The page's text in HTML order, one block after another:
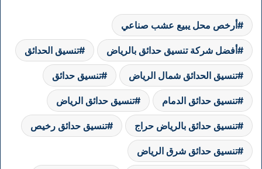
أرخص محل يبيع عشب صناعي
أفضل شركة تنسيق حدائق بالرياض تنسيق الحدائق
تنسيق الحدائق شمال الرياض تنسيق حدائق
تنسيق حدائق الدمام تنسيق حدائق الرياض
تنسيق حدائق بالرياض حراج تنسيق حدائق رخيص
تنسيق حدائق شرق الرياض